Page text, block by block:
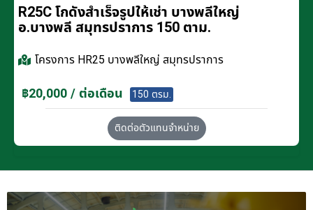
R25C โกดังสำเร็จรูปให้เช่า บางพลีใหญ่
อ.บางพลี สมุทรปราการ 150 ตาม.
โครงการ HR25 บางพลีใหญ่ สมุทรปราการ
฿20,000 / ต่อเดือน 150 ตรม.
ติดต่อตัวแทนจำหน่าย